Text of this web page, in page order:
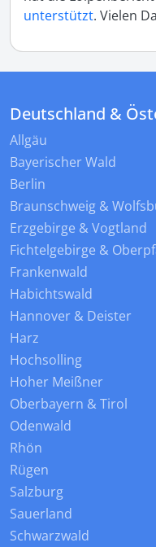
unterstützt. Vielen
Deutschland &
Allgäu
Bayerischer Wald
Berlin
Braunschweig &
Erzgebirge & Vogtland
Fichtelgebirge &
Frankenwald
Habichtswald
Hannover & Deister
Harz
Hochsolling
Hoher Meißner
Oberbayern & Tirol
Odenwald
Rhön
Rügen
Salzburg
Sauerland
Schwarzwald